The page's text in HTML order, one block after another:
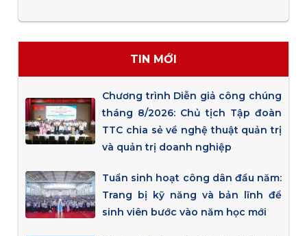
TIN MỚI
Chương trình Diễn giả công chúng
tháng 8/2026: Chủ tịch Tập đoàn
TTC chia sẻ về nghệ thuật quản trị
và quản trị doanh nghiệp
Tuần sinh hoạt công dân đầu năm:
Trang bị kỹ năng và bản lĩnh để
sinh viên bước vào năm học mới